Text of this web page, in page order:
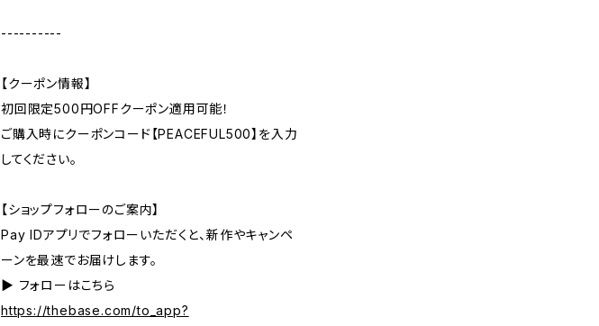
----------
【クーポン情報】
初回限定500円OFFクーポン適用可能！
ご購入時にクーポンコード【PEACEFUL500】を入力
してください。
【ショップフォローのご案内】
Pay IDアプリでフォローいただくと、新作やキャンペ
ーンを最速でお届けします。
▶︎ フォローはこちら
https://thebase.com/to_app?